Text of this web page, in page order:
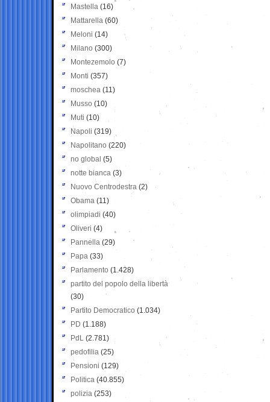
Mastella (16)
Mattarella (60)
Meloni (14)
Milano (300)
Montezemolo (7)
Monti (357)
moschea (11)
Musso (10)
Muti (10)
Napoli (319)
Napolitano (220)
no global (5)
notte bianca (3)
Nuovo Centrodestra (2)
Obama (11)
olimpiadi (40)
Oliveri (4)
Pannella (29)
Papa (33)
Parlamento (1.428)
partito del popolo della libertà
(30)
Partito Democratico (1.034)
PD (1.188)
PdL (2.781)
pedofilia (25)
Pensioni (129)
Politica (40.855)
polizia (253)